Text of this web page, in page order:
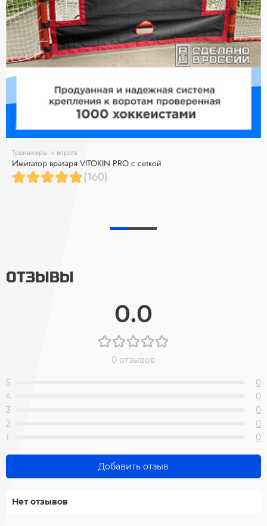
Тренажеры и ворота
Имитатор вратаря VITOKIN PRO с сеткой
(160)
ОТЗЫВЫ
0.0
0 отзывов
5
0
4
0
3
0
2
0
1
0
Добавить отзыв
Нет отзывов